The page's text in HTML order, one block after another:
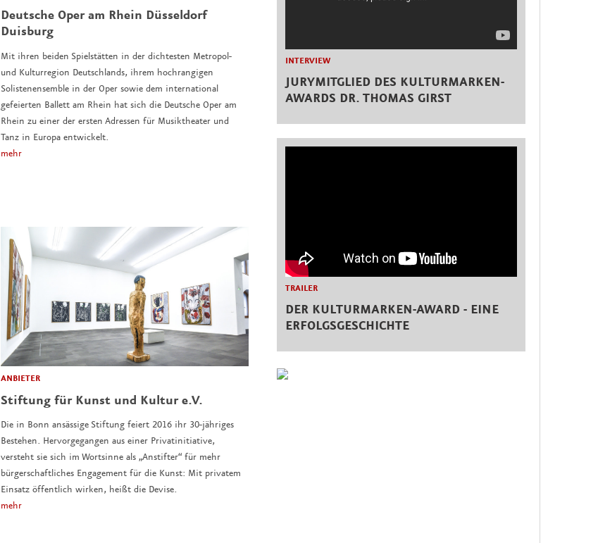
Deutsche Oper am Rhein Düsseldorf
Duisburg
Mit ihren beiden Spielstätten in der dichtesten Metropol-
und Kulturregion Deutschlands, ihrem hochrangigen
Solistenensemble in der Oper sowie dem international
gefeierten Ballett am Rhein hat sich die Deutsche Oper am
Rhein zu einer der ersten Adressen für Musiktheater und
Tanz in Europa entwickelt.
mehr
ANBIETER
Stiftung für Kunst und Kultur e.V.
Die in Bonn ansässige Stiftung feiert 2016 ihr 30-jähriges
Bestehen. Hervorgegangen aus einer Privatinitiative,
versteht sie sich im Wortsinne als „Anstifter“ für mehr
bürgerschaftliches Engagement für die Kunst: Mit privatem
Einsatz öffentlich wirken, heißt die Devise.
mehr
INTERVIEW
JURYMITGLIED DES KULTURMARKEN-
AWARDS DR. THOMAS GIRST
TRAILER
DER KULTURMARKEN-AWARD - EINE
ERFOLGSGESCHICHTE